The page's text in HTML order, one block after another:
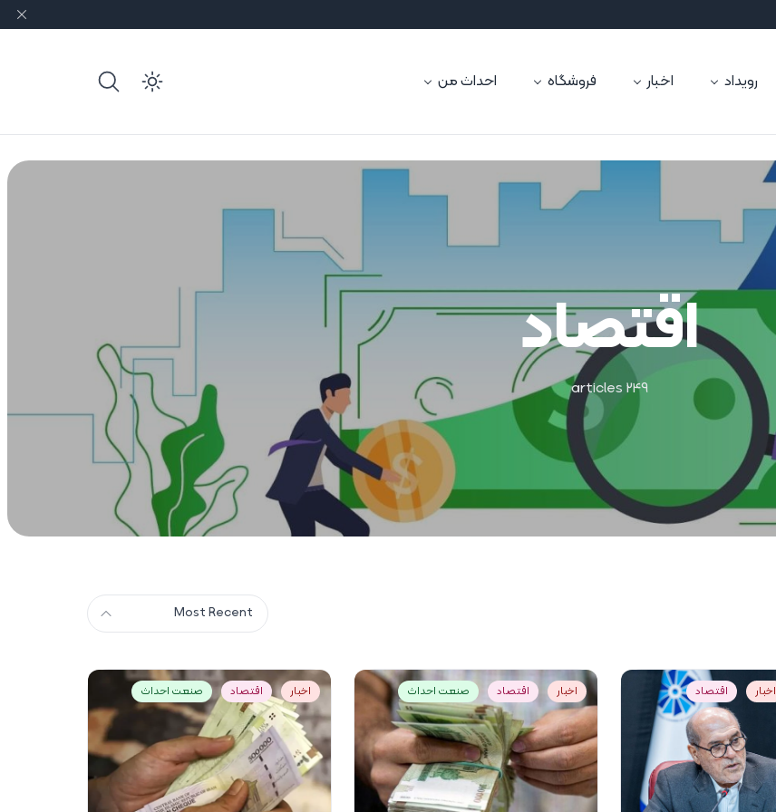
رویداد اخبار فروشگاه احداث من dark mode
اقتصاد
249 articles
Most Recent
اخبار اقتصاد اخبار اقتصاد صنعت احداث اخبار اقتصاد صنعت احداث